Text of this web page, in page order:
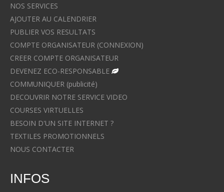
NOS SERVICES
AJOUTER AU CALENDRIER
PUBLIER VOS RESULTATS
COMPTE ORGANISATEUR (CONNEXION)
CREER COMPTE ORGANISATEUR
DEVENEZ ECO-RESPONSABLE
COMMUNIQUER (publicité)
DECOUVRIR NOTRE SERVICE VIDEO
COURSES VIRTUELLES
BESOIN D'UN SITE INTERNET ?
TEXTILES PROMOTIONNELS
NOUS CONTACTER
INFOS